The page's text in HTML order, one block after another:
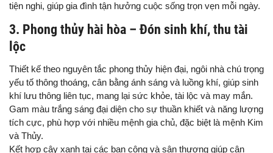
tiện nghi, giúp gia đình tận hưởng cuộc sống trọn vẹn mỗi ngày.
3. Phong thủy hài hòa – Đón sinh khí, thu tài
lộc
Thiết kế theo nguyên tắc phong thủy hiện đại, ngôi nhà chú trọng
yếu tố thông thoáng, cân bằng ánh sáng và luồng khí, giúp sinh
khí lưu thông liên tục, mang lại sức khỏe, tài lộc và may mắn.
Gam màu trắng sáng đại diện cho sự thuần khiết và năng lượng
tích cực, phù hợp với nhiều mệnh gia chủ, đặc biệt là mệnh Kim
và Thủy.
Kết hợp cây xanh tại các ban công và sân thượng giúp cân